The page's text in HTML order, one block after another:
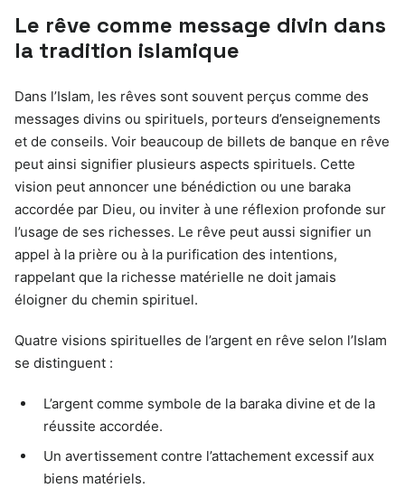
Le rêve comme message divin dans
la tradition islamique
Dans l’Islam, les rêves sont souvent perçus comme des
messages divins ou spirituels, porteurs d’enseignements
et de conseils. Voir beaucoup de billets de banque en rêve
peut ainsi signifier plusieurs aspects spirituels. Cette
vision peut annoncer une bénédiction ou une baraka
accordée par Dieu, ou inviter à une réflexion profonde sur
l’usage de ses richesses. Le rêve peut aussi signifier un
appel à la prière ou à la purification des intentions,
rappelant que la richesse matérielle ne doit jamais
éloigner du chemin spirituel.
Quatre visions spirituelles de l’argent en rêve selon l’Islam
se distinguent :
L’argent comme symbole de la baraka divine et de la
réussite accordée.
Un avertissement contre l’attachement excessif aux
biens matériels.